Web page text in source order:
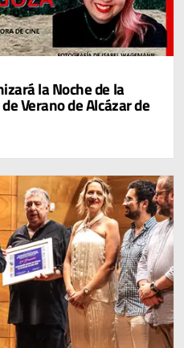
la Noche de la
Verano de Alcázar de